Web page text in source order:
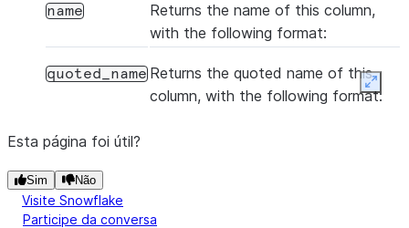
name
Returns the name of this column,
with the following format:
quoted_name Returns the quoted name of this
column, with the following format:
Esta página foi útil?
Sim Não
Visite Snowflake
Participe da conversa